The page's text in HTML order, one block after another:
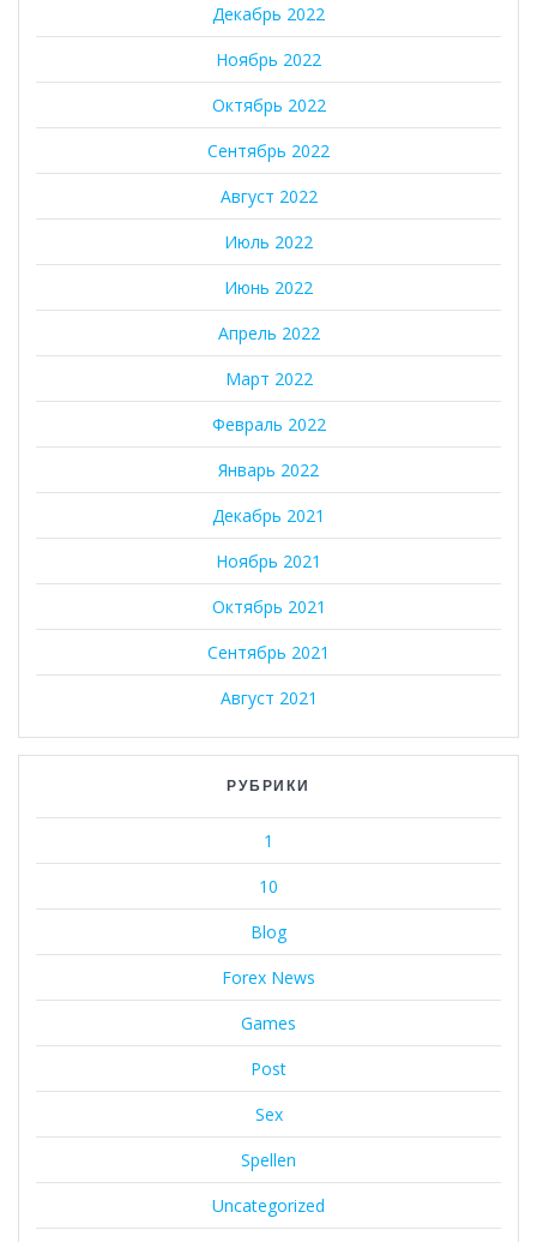
Декабрь 2022
Ноябрь 2022
Октябрь 2022
Сентябрь 2022
Август 2022
Июль 2022
Июнь 2022
Апрель 2022
Март 2022
Февраль 2022
Январь 2022
Декабрь 2021
Ноябрь 2021
Октябрь 2021
Сентябрь 2021
Август 2021
РУБРИКИ
1
10
Blog
Forex News
Games
Post
Sex
Spellen
Uncategorized